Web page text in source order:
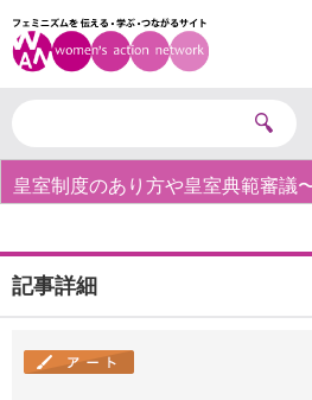
皇室制度のあり方や皇室典範審議
記事詳細